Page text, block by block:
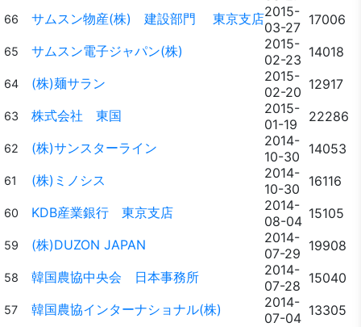
66 サムスン物産(株) 建設部門 東京支店2015-
03-27 17006
65 サムスン電子ジャパン(株)
2015-
02-23 14018
64 (株)麺サラン
2015-
02-20 12917
63 株式会社 東国
2015-
01-19
22286
62 (株)サンスターライン
2014-
10-30
14053
61 (株)ミノシス
2014-
10-30
16116
60 KDB産業銀行 東京支店
2014-
08-04 15105
59 (株)DUZON JAPAN
2014-
07-29 19908
58 韓国農協中央会 日本事務所
2014-
07-28 15040
57 韓国農協インターナショナル(株)
2014-
07-04 13305